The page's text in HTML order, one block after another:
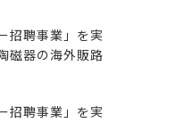
招聘事業」を実
磁器の海外販路
招聘事業」を実